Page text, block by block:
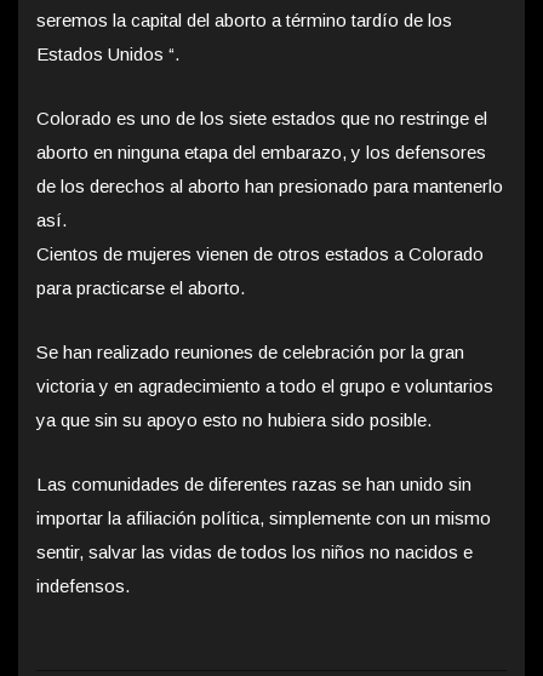
seremos la capital del aborto a término tardío de los
Estados Unidos “.
Colorado es uno de los siete estados que no restringe el
aborto en ninguna etapa del embarazo, y los defensores
de los derechos al aborto han presionado para mantenerlo
así.
Cientos de mujeres vienen de otros estados a Colorado
para practicarse el aborto.
Se han realizado reuniones de celebración por la gran
victoria y en agradecimiento a todo el grupo e voluntarios
ya que sin su apoyo esto no hubiera sido posible.
Las comunidades de diferentes razas se han unido sin
importar la afiliación política, simplemente con un mismo
sentir, salvar las vidas de todos los niños no nacidos e
indefensos.